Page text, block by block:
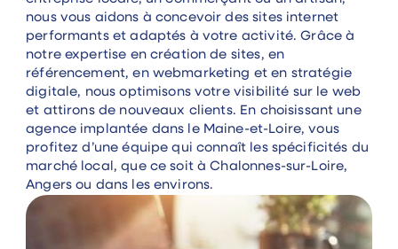
nous vous aidons à concevoir des sites internet
performants et adaptés à votre activité. Grâce à
notre expertise en création de sites, en
référencement, en webmarketing et en stratégie
digitale, nous optimisons votre visibilité sur le web
et attirons de nouveaux clients. En choisissant une
agence implantée dans le Maine-et-Loire, vous
profitez d’une équipe qui connaît les spécificités du
marché local, que ce soit à Chalonnes-sur-Loire,
Angers ou dans les environs.